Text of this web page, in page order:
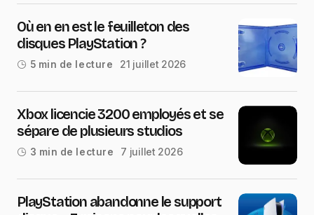
Où en en est le feuilleton des
disques PlayStation ?
5 min de lecture 21 juillet 2026
Xbox licencie 3200 employés et se
sépare de plusieurs studios
3 min de lecture 7 juillet 2026
PlayStation abandonne le support